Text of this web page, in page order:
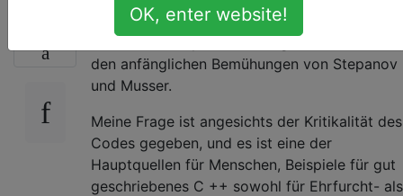
Die STL ist ein kritischer Teil der C ++ - Welt.
Die meisten Implementierungen stammen aus
den anfänglichen Bemühungen von Stepanov
und Musser.
Meine Frage ist angesichts der Kritikalität des
Codes gegeben, und es ist eine der
Hauptquellen für Menschen, Beispiele für gut
geschriebenes C ++ sowohl für Ehrfurcht- als
OK, enter website!